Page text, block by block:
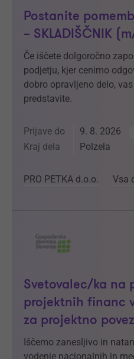
Postanite
– SKLADIŠČNIK
Če iščete dolgoročno
podjetju, kjer cenimo
dobro opravljeno delo,
predstavite.
Prijave do 9. 8. 2026
Kraj dela Polzela
PRO PETKA d.o.o. Vsa
Svetovalec/ka na
projektnih financ
za projektno
Iščemo zanesljivo in
vodenje nacionalnih in